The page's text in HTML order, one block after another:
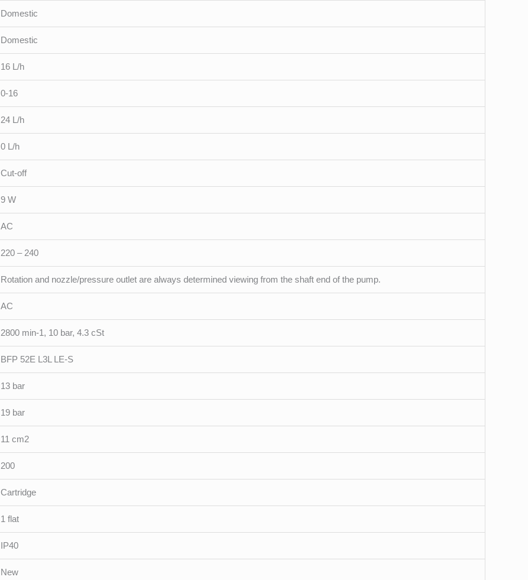
Domestic
Domestic
16 L/h
0-16
24 L/h
0 L/h
Cut-off
9 W
AC
220 – 240
Rotation and nozzle/pressure outlet are always determined viewing from the shaft end of the pump.
AC
2800 min-1, 10 bar, 4.3 cSt
BFP 52E L3L LE-S
13 bar
19 bar
11 cm2
200
Cartridge
1 flat
IP40
New